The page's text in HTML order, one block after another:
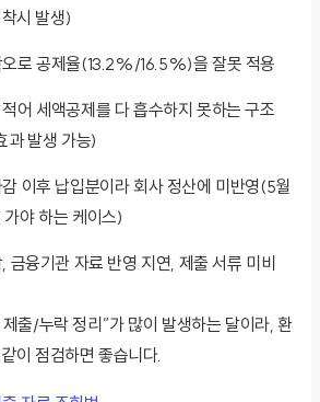
시 발생)
오로 공제율(13.2%/16.5%)을 잘못 적용
어 세액공제를 다 흡수하지 못하는 구조
과 발생 가능)
이후 납입분이라 회사 정산에 미반영(5월
야 하는 케이스)
금융기관 자료 반영 지연, 제출 서류 미비
출/누락 정리”가 많이 발생하는 달이라, 환
이 점검하면 좋습니다.